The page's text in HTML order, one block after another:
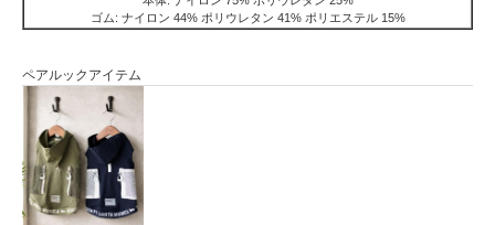
ゴム: ナイロン 44% ポリウレタン 41% ポリエステル 15%
ペアルックアイテム